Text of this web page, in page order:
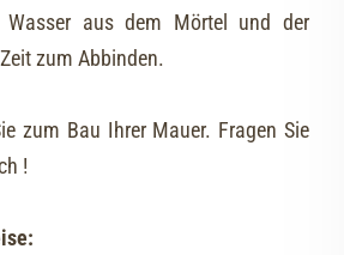
aus dem Mörtel und der
zum Abbinden.
zum Bau Ihrer Mauer. Fragen Sie
!